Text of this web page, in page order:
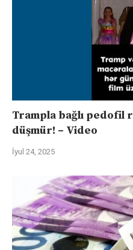
Trampla bağlı pedofil
düşmür! – Video
İyul 24, 2025